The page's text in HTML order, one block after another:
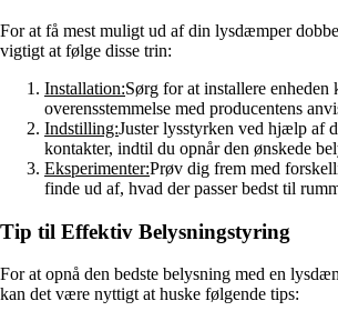
For at få mest muligt ud af din lysdæmper
vigtigt at følge disse trin:
Installation:Sørg for at installere enheden
overensstemmelse med producentens
Indstilling:Juster lysstyrken ved hjælp af
kontakter, indtil du opnår den ønskede
Eksperimenter:Prøv dig frem med
finde ud af, hvad der passer bedst til
Tip til Effektiv Belysningstyring
For at opnå den bedste belysning med en
kan det være nyttigt at huske følgende tips: